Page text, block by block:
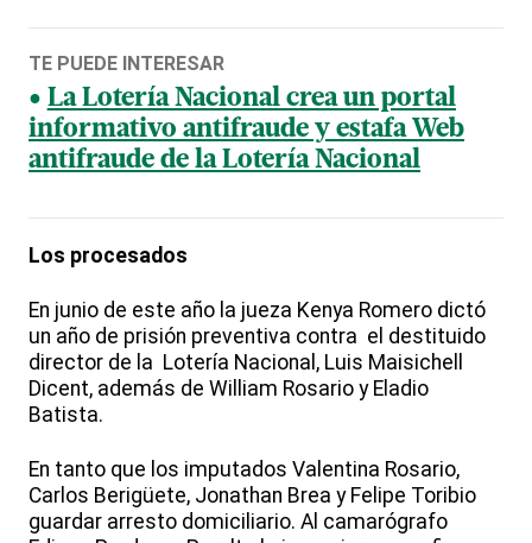
TE PUEDE INTERESAR
La Lotería Nacional crea un portal
informativo antifraude y estafa Web
antifraude de la Lotería Nacional
Los procesados
En junio de este año la jueza Kenya Romero dictó
un año de prisión preventiva contra el destituido
director de la Lotería Nacional, Luis Maisichell
Dicent, además de William Rosario y Eladio
Batista.
En tanto que los imputados Valentina Rosario,
Carlos Berigüete, Jonathan Brea y Felipe Toribio
guardar arresto domiciliario. Al camarógrafo